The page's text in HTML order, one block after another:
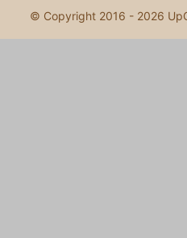
© Copyright 2016 - 2026